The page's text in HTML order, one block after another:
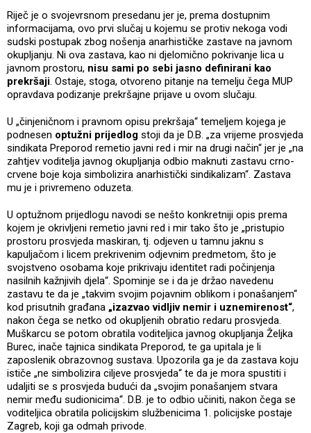
Riječ je o svojevrsnom presedanu jer je, prema dostupnim
informacijama, ovo prvi slučaj u kojemu se protiv nekoga vodi
sudski postupak zbog nošenja anarhističke zastave na javnom
okupljanju. Ni ova zastava, kao ni djelomično pokrivanje lica u
javnom prostoru, nisu sami po sebi jasno definirani kao
prekršaji. Ostaje, stoga, otvoreno pitanje na temelju čega MUP
opravdava podizanje prekršajne prijave u ovom slučaju.
U „činjeničnom i pravnom opisu prekršaja“ temeljem kojega je
podnesen optužni prijedlog stoji da je D.B. „za vrijeme prosvjeda
sindikata Preporod remetio javni red i mir na drugi način“ jer je „na
zahtjev voditelja javnog okupljanja odbio maknuti zastavu crno-
crvene boje koja simbolizira anarhistički sindikalizam“. Zastava
mu je i privremeno oduzeta.
U optužnom prijedlogu navodi se nešto konkretniji opis prema
kojem je okrivljeni remetio javni red i mir tako što je „pristupio
prostoru prosvjeda maskiran, tj. odjeven u tamnu jaknu s
kapuljačom i licem prekrivenim odjevnim predmetom, što je
svojstveno osobama koje prikrivaju identitet radi počinjenja
nasilnih kažnjivih djela“. Spominje se i da je držao navedenu
zastavu te da je „takvim svojim pojavnim oblikom i ponašanjem“
kod prisutnih građana „izazvao vidljiv nemir i uznemirenost“,
nakon čega se netko od okupljenih obratio redaru prosvjeda.
Muškarcu se potom obratila voditeljica javnog okupljanja Željka
Burec, inače tajnica sindikata Preporod, te ga upitala je li
zaposlenik obrazovnog sustava. Upozorila ga je da zastava koju
ističe „ne simbolizira ciljeve prosvjeda“ te da je mora spustiti i
udaljiti se s prosvjeda budući da „svojim ponašanjem stvara
nemir među sudionicima“. D.B. je to odbio učiniti, nakon čega se
voditeljica obratila policijskim službenicima 1. policijske postaje
Zagreb, koji ga odmah privode.